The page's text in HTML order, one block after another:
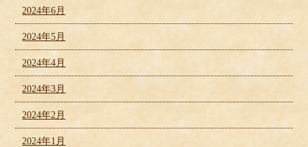
2024年6月
2024年5月
2024年4月
2024年3月
2024年2月
2024年1月